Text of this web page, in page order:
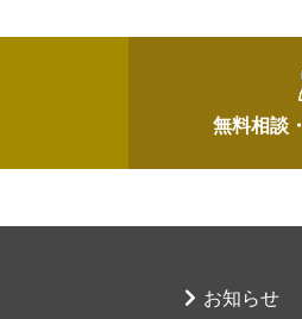
無料相談・
お知らせ